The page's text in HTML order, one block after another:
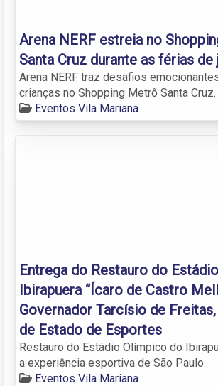
Arena NERF estreia no
Santa Cruz durante as férias de
Arena NERF traz desafios
crianças no Shopping Metrô Santa Cruz.
Eventos Vila Mariana
Entrega do Restauro do
Ibirapuera “Ícaro de Castro
Governador Tarcísio de
de Estado de Esportes
Restauro do Estádio Olímpico do
a experiência esportiva de São Paulo.
Eventos Vila Mariana